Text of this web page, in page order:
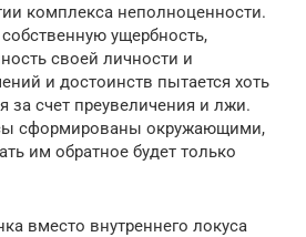
комплекса неполноценности.
ущербность,
своей личности и
и достоинств пытается хоть
за счет преувеличения и лжи.
сформированы окружающими,
им обратное будет только
вместо внутреннего локуса